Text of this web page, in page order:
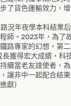
了貨色運輸效力，
況年夜學本科結業
師。2023年，為了
路專家的幻想，第
長獲得宏大成績，科
續當老友誼使者，
讓非中一起配合結
獻）